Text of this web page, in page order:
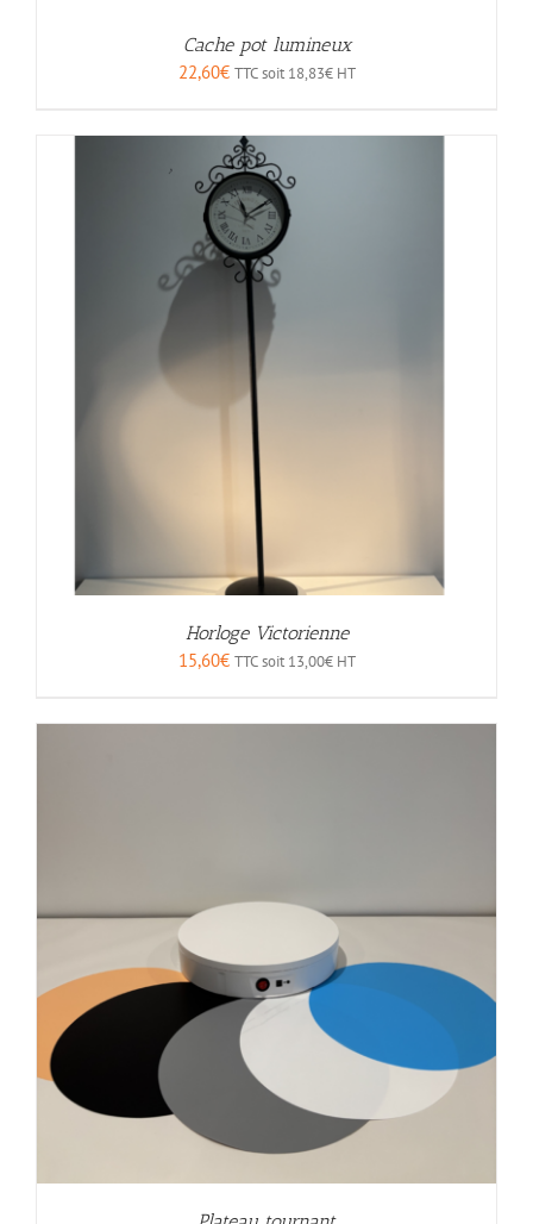
Cache pot lumineux
22,60€ TTC soit 18,83€HT
Horloge Victorienne
15,60€ TTC soit 13,00€HT